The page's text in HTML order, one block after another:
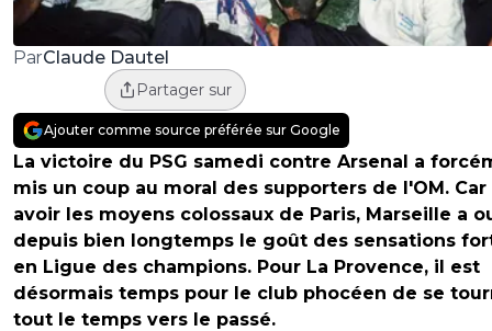
ParClaude Dautel
Partager sur
Ajouter comme source préférée sur Google
La victoire du PSG samedi contre Arsenal a
mis un coup au moral des supporters de l'OM. Car
avoir les moyens colossaux de Paris, Marseille a
depuis bien longtemps le goût des sensations
en Ligue des champions. Pour La Provence, il est
désormais temps pour le club phocéen de se
tout le temps vers le passé.